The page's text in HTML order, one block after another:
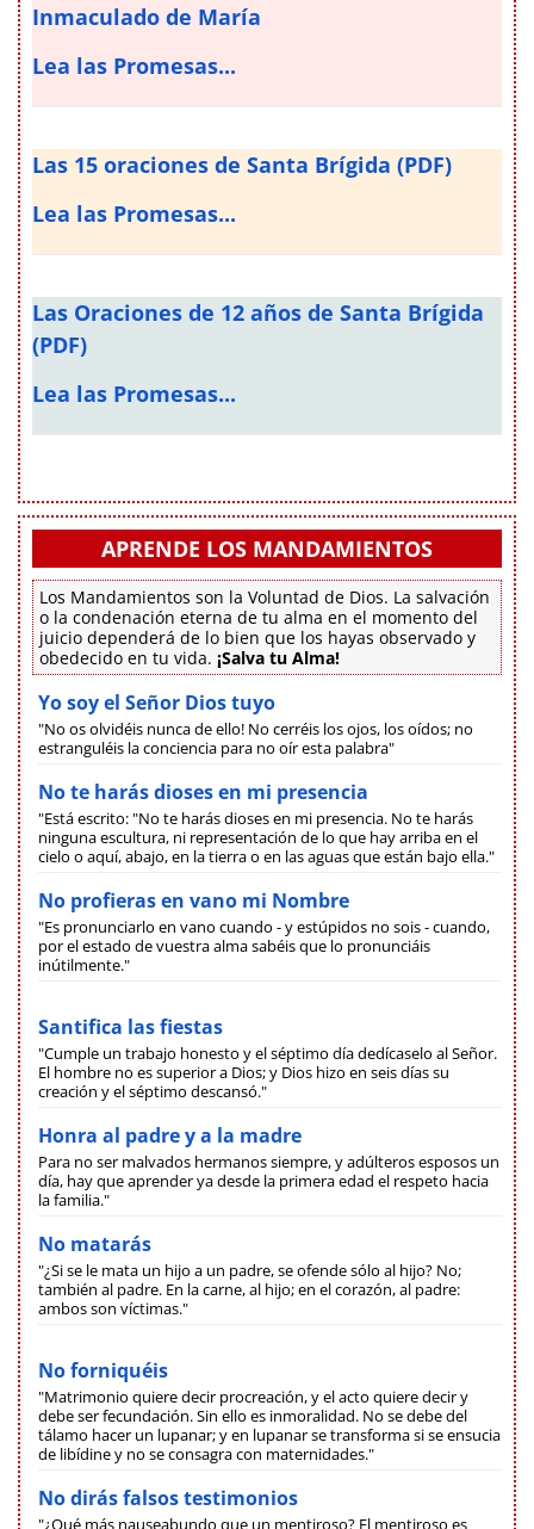
Inmaculado de María
Lea las Promesas...
Las 15 oraciones de Santa Brígida (PDF)
Lea las Promesas...
Las Oraciones de 12 años de Santa Brígida
(PDF)
Lea las Promesas...
APRENDE LOS MANDAMIENTOS
Los Mandamientos son la Voluntad de Dios. La salvación
o la condenación eterna de tu alma en el momento del
juicio dependerá de lo bien que los hayas observado y
obedecido en tu vida. ¡Salva tu Alma!
Yo soy el Señor Dios tuyo
"No os olvidéis nunca de ello! No cerréis los ojos, los oídos; no
estranguléis la conciencia para no oír esta palabra"
No te harás dioses en mi presencia
"Está escrito: "No te harás dioses en mi presencia. No te harás
ninguna escultura, ni representación de lo que hay arriba en el
cielo o aquí, abajo, en la tierra o en las aguas que están bajo ella."
No profieras en vano mi Nombre
"Es pronunciarlo en vano cuando - y estúpidos no sois - cuando,
por el estado de vuestra alma sabéis que lo pronunciáis
inútilmente."
Santifica las fiestas
"Cumple un trabajo honesto y el séptimo día dedícaselo al Señor.
El hombre no es superior a Dios; y Dios hizo en seis días su
creación y el séptimo descansó."
Honra al padre y a la madre
Para no ser malvados hermanos siempre, y adúlteros esposos un
día, hay que aprender ya desde la primera edad el respeto hacia
la familia."
No matarás
"¿Si se le mata un hijo a un padre, se ofende sólo al hijo? No;
también al padre. En la carne, al hijo; en el corazón, al padre:
ambos son víctimas."
No forniquéis
"Matrimonio quiere decir procreación, y el acto quiere decir y
debe ser fecundación. Sin ello es inmoralidad. No se debe del
tálamo hacer un lupanar; y en lupanar se transforma si se ensucia
de libídine y no se consagra con maternidades."
No dirás falsos testimonios
"¿Qué más nauseabundo que un mentiroso? El mentiroso es